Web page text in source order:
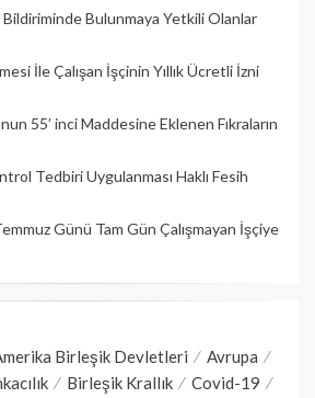
Bildiriminde Bulunmaya Yetkili Olanlar
İle Çalışan İşçinin Yıllık Üc­retli İzni
55’ inci Maddesine Eklenen Fıkraların
Tedbiri Uygulanması Haklı Fesih
Günü Tam Gün Çalışmayan İşçiye
Birleşik Devletleri
Avrupa
Birleşik Krallık
Covid-19